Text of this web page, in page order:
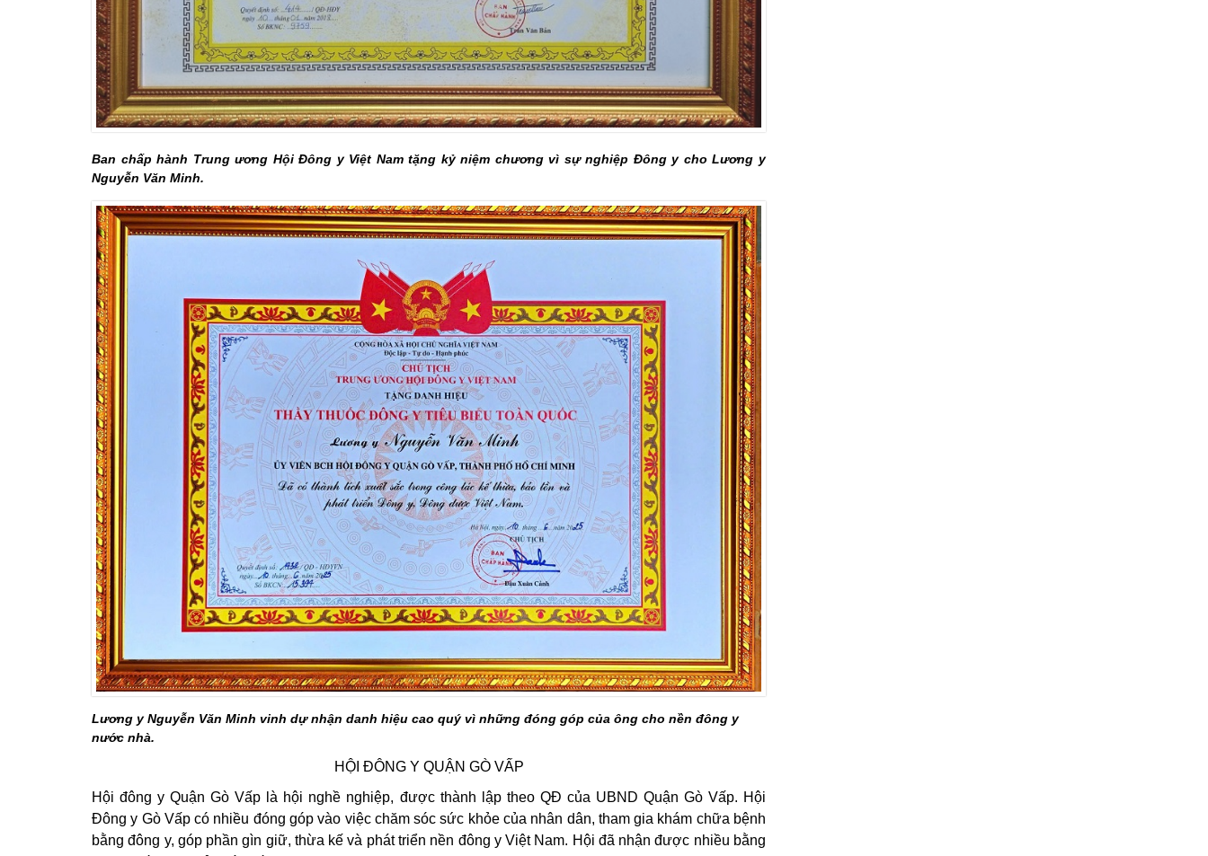
Ban chấp hành Trung ương Hội Đông y Việt Nam tặng kỷ niệm chương vì sự nghiệp Đông y cho Lương y
Nguyễn Văn Minh.
Lương y Nguyễn Văn Minh vinh dự nhận danh hiệu cao quý vì những đóng góp của ông cho nền đông y
nước nhà.
HỘI ĐÔNG Y QUẬN GÒ VẤP
Hội đông y Quận Gò Vấp là hội nghề nghiệp, được thành lập theo QĐ của UBND Quận Gò Vấp. Hội
Đông y Gò Vấp có nhiều đóng góp vào việc chăm sóc sức khỏe của nhân dân, tham gia khám chữa bệnh
bằng đông y, góp phầngìn giữ, thừa kế và phát triển nền đông y Việt Nam. Hội đã nhận được nhiều bằng